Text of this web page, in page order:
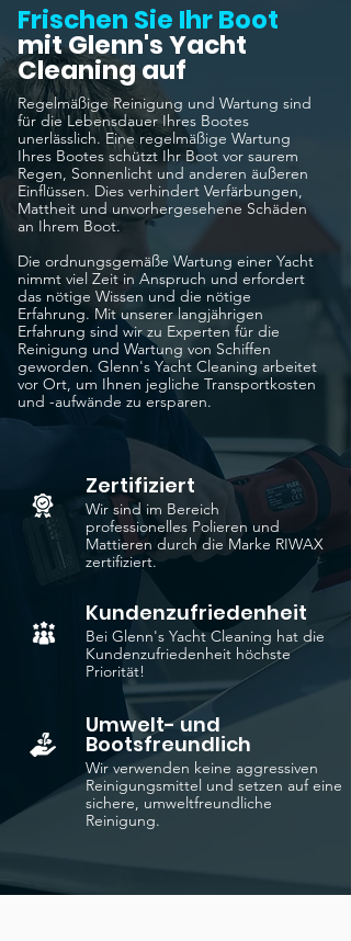
Frischen Sie Ihr Boot
mit Glenn's Yacht
Cleaning auf
Regelmäßige Reinigung und Wartung sind
für die Lebensdauer Ihres Bootes
unerlässlich. Eine regelmäßige Wartung
Ihres Bootes schützt Ihr Boot vor saurem
Regen, Sonnenlicht und anderen äußeren
Einflüssen. Dies verhindert Verfärbungen,
Mattheit und unvorhergesehene Schäden
an Ihrem Boot.
Die ordnungsgemäße Wartung einer Yacht
nimmt viel Zeit in Anspruch und erfordert
das nötige Wissen und die nötige
Erfahrung. Mit unserer langjährigen
Erfahrung sind wir zu Experten für die
Reinigung und Wartung von Schiffen
geworden. Glenn's Yacht Cleaning arbeitet
vor Ort, um Ihnen jegliche Transportkosten
und -aufwände zu ersparen.
Zertifiziert
Wir sind im Bereich
professionelles Polieren und
Mattieren durch die Marke RIWAX
zertifiziert.
Kundenzufriedenheit
Bei Glenn's Yacht Cleaning hat die
Kundenzufriedenheit höchste
Priorität!
Umwelt- und
Bootsfreundlich
Wir verwenden keine aggressiven
Reinigungsmittel und setzen auf eine
sichere, umweltfreundliche
Reinigung.